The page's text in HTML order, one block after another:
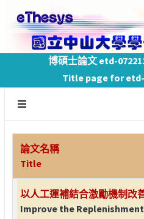
博碩士論文 etd-
Title page for etd-
論文名稱
Title
以人工運補結合激勵機制改
Improve the